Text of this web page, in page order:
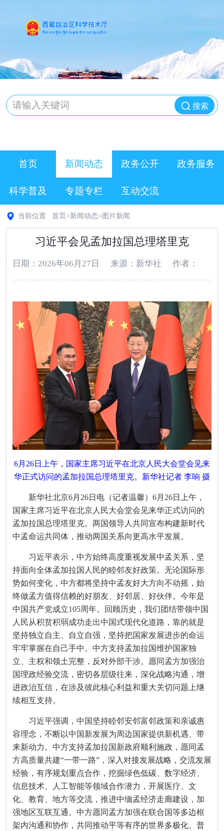
搜索
首页 新闻动态 政务公开 政务服务
科学普及 专题专栏 互动交流
当前位置 首页 >新闻动态> 图片新闻
习近平会见孟加拉国总理塔里克
日期：2026年06月27日 来源：新华社 作者：
6月26日上午，国家主席习近平在北京人民大会堂会见来
华正式访问的孟加拉国总理塔里克。新华社记者 李响 摄
新华社北京6月26日电（记者温馨）6月26日上午，
国家主席习近平在北京人民大会堂会见来华正式访问的
孟加拉国总理塔里克。两国领导人共同宣布构建新时代
中孟命运共同体，推动两国关系向更高水平发展。
习近平表示，中方始终高度重视发展中孟关系，坚
持面向全体孟加拉国人民的睦邻友好政策。无论国际形
势如何变化，中方都将坚持中孟友好大方向不动摇，始
终做孟方值得信赖的好朋友、好邻居、好伙伴。今年是
中国共产党成立105周年。回顾历史，我们团结带领中国
人民从积贫积弱成功走出中国式现代化道路，靠的就是
坚持独立自主、自立自强，坚持把国家发展进步的命运
牢牢掌握在自己手中。中方支持孟加拉国维护国家独
立、主权和领土完整，反对外部干涉。愿同孟方加强治
国理政经验交流，密切各层级往来，深化战略沟通，增
进政治互信，在涉及彼此核心利益和重大关切问题上继
续相互支持。
习近平强调，中国坚持睦邻安邻富邻政策和亲诚惠
容理念，不断以中国新发展为周边国家提供新机遇、带
来新动力。中方支持孟加拉国新政府顺利施政，愿同孟
方高质量共建“一带一路”，深入对接发展战略，交流发展
经验，有序规划重点合作，挖掘绿色低碳、数字经济、
信息技术、人工智能等领域合作潜力，开展医疗、文
化、教育、地方等交流，推进中缅孟经济走廊建设，加
强地区互联互通。中方愿同孟方加强在联合国等多边框
架内沟通和协作，共同推动平等有序的世界多极化、普